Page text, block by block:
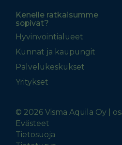
Kenelle ratkaisumme
sopivat?
Hyvinvointialueet
Kunnat ja kaupungit
Palvelukeskukset
Yritykset
© 2026 Visma Aquila Oy |
Evästeet
Tietosuoja